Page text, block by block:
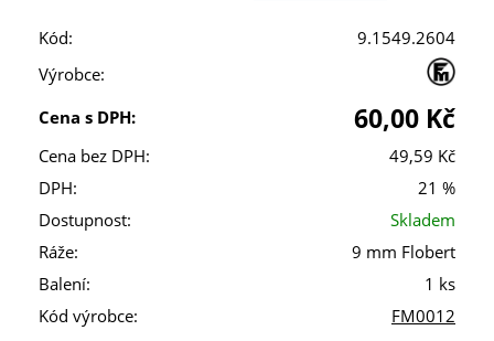
Kód:
9.1549.2604
Výrobce:
Cena s DPH:
60,00 Kč
Cena bez DPH:
49,59 Kč
DPH:
21 %
Dostupnost:
Skladem
Ráže:
9 mm Flobert
Balení:
1 ks
Kód výrobce:
FM0012